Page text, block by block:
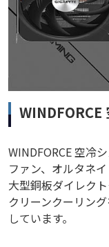
WINDFORCE
WINDFORCE 空冷
ファン、オルタネ
大型銅板ダイレク
クリーンクーリン
しています。